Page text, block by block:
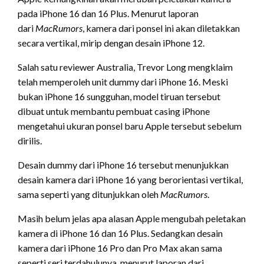
pada iPhone 16 dan 16 Plus. Menurut laporan
dari MacRumors, kamera dari ponsel ini akan diletakkan
secara vertikal, mirip dengan desain iPhone 12.
Salah satu reviewer Australia, Trevor Long mengklaim
telah memperoleh unit dummy dari iPhone 16. Meski
bukan iPhone 16 sungguhan, model tiruan tersebut
dibuat untuk membantu pembuat casing iPhone
mengetahui ukuran ponsel baru Apple tersebut sebelum
dirilis.
Desain dummy dari iPhone 16 tersebut menunjukkan
desain kamera dari iPhone 16 yang berorientasi vertikal,
sama seperti yang ditunjukkan oleh MacRumors.
Masih belum jelas apa alasan Apple mengubah peletakan
kamera di iPhone 16 dan 16 Plus. Sedangkan desain
kamera dari iPhone 16 Pro dan Pro Max akan sama